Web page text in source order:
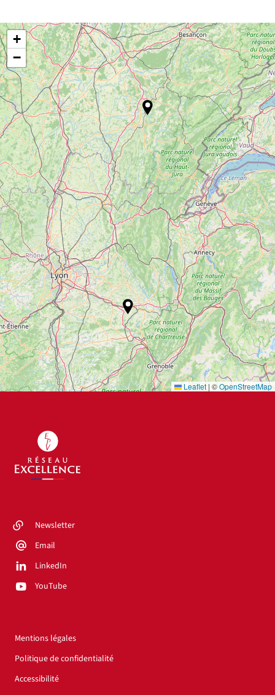
+
−
Leaflet | ©OpenStreetMap
Newsletter
Email
LinkedIn
YouTube
Mentions légales
Politique de confidentialité
Accessibilité